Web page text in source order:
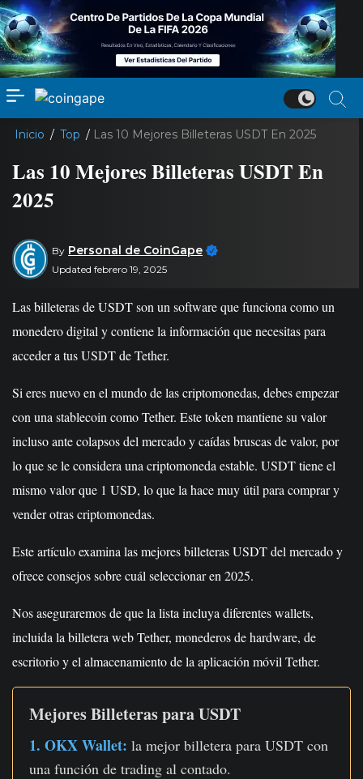
Inicio / Top / Las 10 Mejores Billeteras USDT En 2025
Las 10 Mejores Billeteras USDT En
2025
By Personal de CoinGape
Updated febrero 19, 2025
Las billeteras de USDT son un software que funciona como un
monedero digital y contiene la información que necesitas para
acceder a tus USDT de Tether.
Si eres nuevo en el mundo de las criptomonedas, debes empezar
con una stablecoin como Tether. Este token mantiene su valor
incluso ante colapsos del mercado y caídas bruscas de valor, por
lo que se le considera una criptomoneda estable. USDT tiene el
mismo valor que 1 USD, lo que la hace muy útil para comprar y
vender otras criptomonedas.
Este artículo examina las mejores billeteras USDT del mercado y
ofrece consejos sobre cuál seleccionar en 2025.
Nos aseguraremos de que la lista incluya diferentes wallets,
incluida la billetera web Tether, monederos de hardware, de
escritorio y el almacenamiento de la aplicación móvil Tether.
Mejores Billeteras para USDT
1. OKX Wallet: la mejor billetera para USDT con
una función de trading al contado.